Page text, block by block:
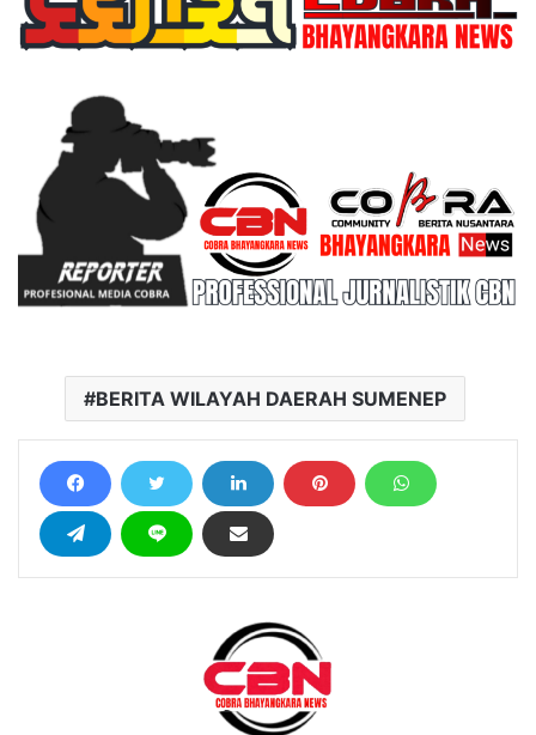
BERITA WILAYAH DAERAH SUMENEP